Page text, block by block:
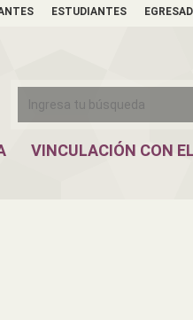
ESTUDIANTES
VINCULACIÓN CON